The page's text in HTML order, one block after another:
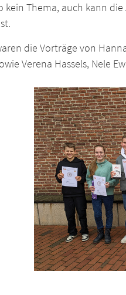
kein Thema, auch kann
die Vorträge von
Verena Hassels, Nele